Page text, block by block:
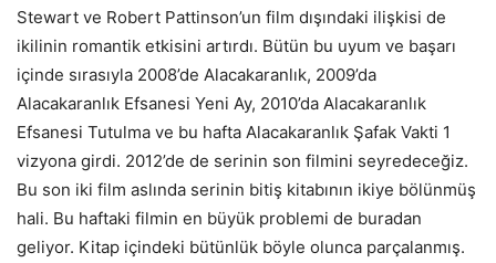
Stewart ve Robert Pattinson’un film dışındaki ilişkisi de
ikilinin romantik etkisini artırdı. Bütün bu uyum ve başarı
içinde sırasıyla 2008’de Alacakaranlık, 2009’da
Alacakaranlık Efsanesi Yeni Ay, 2010’da Alacakaranlık
Efsanesi Tutulma ve bu hafta Alacakaranlık Şafak Vakti 1
vizyona girdi. 2012’de de serinin son filmini seyredeceğiz.
Bu son iki film aslında serinin bitiş kitabının ikiye bölünmüş
hali. Bu haftaki filmin en büyük problemi de buradan
geliyor. Kitap içindeki bütünlük böyle olunca parçalanmış.